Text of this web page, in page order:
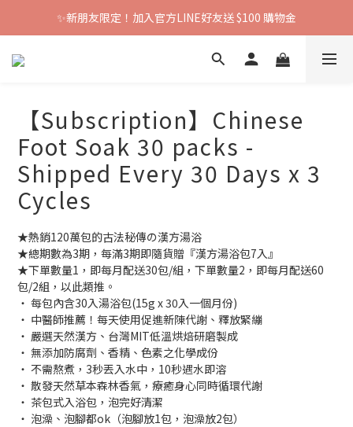
✨新朋友限定！加入官方LINE好友送 $100 購物金
【Subscription】Chinese
Foot Soak 30 packs -
Shipped Every 30 Days x 3
Cycles
★熱銷120萬包的古法秘傳の漢方湯浴
★總期數為3期，每滿3期即隨貨贈『漢方湯浴包7入』
★下單數量1，即每月配送30包/組，下單數量2，即每月配送60
包/2組，以此類推。
‧ 每包內含30入湯浴包(15g x 30入一個月份)
‧ 中醫師推薦！每天使用促進新陳代謝、釋放緊繃
‧ 嚴選天然漢方、台灣MIT低溫烘焙研磨製成
‧ 無添加防腐劑、香精、色素之化學成份
‧ 不需熬煮，3秒丟入水中，10秒遇水即溶
‧ 散發天然草本森林香氣，療癒身心同時循環代謝
‧ 茶包式入浴包，泡完好清潔
‧ 泡澡、泡腳都ok（泡腳放1包，泡澡放2包）